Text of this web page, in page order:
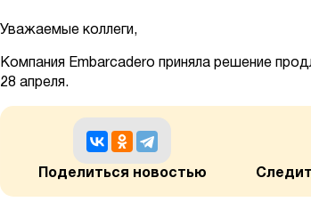
Уважаемые коллеги,
Компания Embarcadero приняла решение
28 апреля.
Поделиться новостью